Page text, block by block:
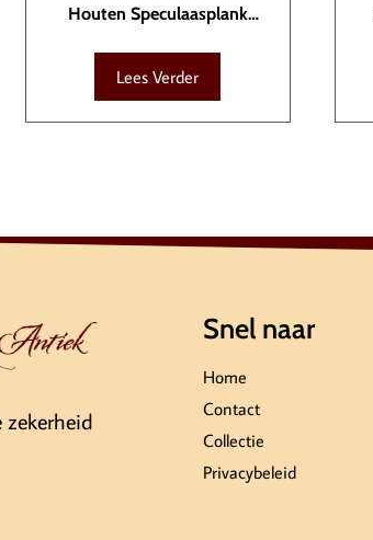
Houten Speculaasplank
Lees Verder
zekerheid
Snel naar
Home
Contact
Collectie
Privacybeleid